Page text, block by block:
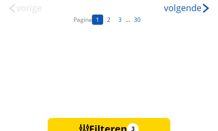
vorige
Pagina 1 2 3 ... 30
volgende
3